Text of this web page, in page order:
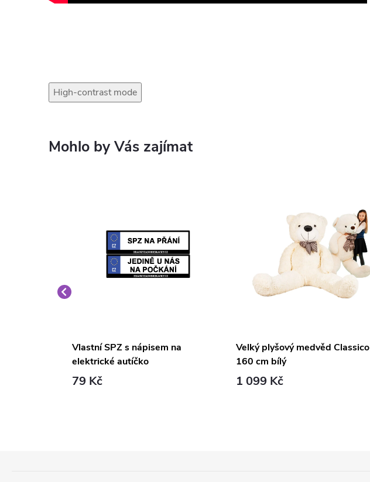
High-contrast mode
Vlastní SPZ s nápisem na
elektrické autíčko
79 Kč
Velký plyšový medvěd Classico
160 cm bílý
1 099 Kč